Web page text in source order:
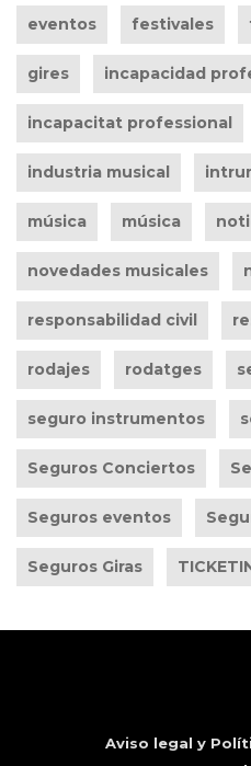
eventos festivales
gires incapacidad
incapacitat professional
industria musical
música música
novedades musicales
responsabilidad civil
rodajes rodatges
seguro instrumentos
Seguros Conciertos
Seguros eventos
Seguros Giras
Aviso legal y